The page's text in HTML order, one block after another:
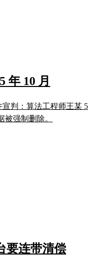
年 10 月
判：算法工程师王某 5
被强制删除。
要连带清偿